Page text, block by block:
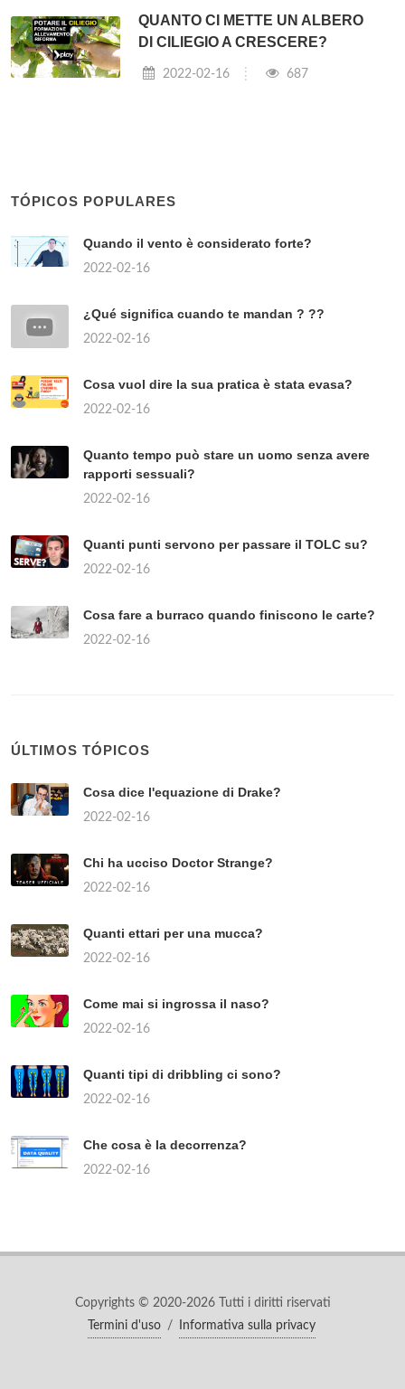
QUANTO CI METTE UN ALBERO
DI CILIEGIO A CRESCERE?
2022-02-16 687
TÓPICOS POPULARES
Quando il vento è considerato forte?
2022-02-16
¿Qué significa cuando te mandan ? ??
2022-02-16
Cosa vuol dire la sua pratica è stata evasa?
2022-02-16
Quanto tempo può stare un uomo senza avere
rapporti sessuali?
2022-02-16
Quanti punti servono per passare il TOLC su?
2022-02-16
Cosa fare a burraco quando finiscono le carte?
2022-02-16
ÚLTIMOS TÓPICOS
Cosa dice l'equazione di Drake?
2022-02-16
Chi ha ucciso Doctor Strange?
2022-02-16
Quanti ettari per una mucca?
2022-02-16
Come mai si ingrossa il naso?
2022-02-16
Quanti tipi di dribbling ci sono?
2022-02-16
Che cosa è la decorrenza?
2022-02-16
Copyrights © 2020-2026 Tutti i diritti riservati
Termini d'uso
/ Informativa sulla privacy